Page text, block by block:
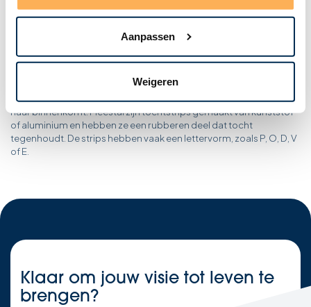
Aanpassen
Weigeren
Wat is een tochtstrip?
spleten in deuren en ramen af te dichten. Door het plaatsen van
een tochtstrip wordt voorkomen dat er ongewenste koude lucht
naar binnenkomt. Meestal zijn tochtstrips gemaakt van kunststof
of aluminium en hebben ze een rubberen deel dat tocht
tegenhoudt. De strips hebben vaak een lettervorm, zoals P, O, D, V
of E.
Klaar om jouw visie tot leven te
brengen?